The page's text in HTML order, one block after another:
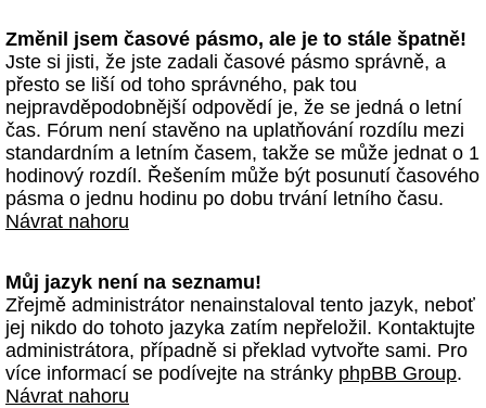
Změnil jsem časové pásmo, ale je to stále špatně!
Jste si jisti, že jste zadali časové pásmo správně, a
přesto se liší od toho správného, pak tou
nejpravděpodobnější odpovědí je, že se jedná o letní
čas. Fórum není stavěno na uplatňování rozdílu mezi
standardním a letním časem, takže se může jednat o 1
hodinový rozdíl. Řešením může být posunutí časového
pásma o jednu hodinu po dobu trvání letního času.
Návrat nahoru
Můj jazyk není na seznamu!
Zřejmě administrátor nenainstaloval tento jazyk, neboť
jej nikdo do tohoto jazyka zatím nepřeložil. Kontaktujte
administrátora, případně si překlad vytvořte sami. Pro
více informací se podívejte na stránky phpBB Group.
Návrat nahoru